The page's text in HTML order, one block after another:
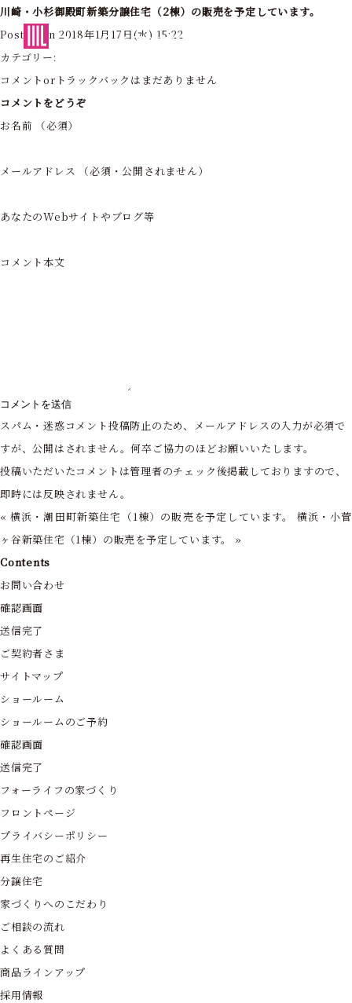
フォーライフ株式会社
川崎・小杉御殿町新築分譲住宅（2棟）の販売を予定しています。
Posted on 2018年1月17日(水) 15:22
カテゴリー:
コメントorトラックバックはまだありません
コメントをどうぞ
お名前 （必須）
メールアドレス （必須・公開されません）
あなたのWebサイトやブログ等
コメント本文
スパム・迷惑コメント投稿防止のため、メールアドレスの入力が必須で
すが、公開はされません。何卒ご協力のほどお願いいたします。
投稿いただいたコメントは管理者のチェック後掲載しておりますので、
即時には反映されません。
« 横浜・潮田町新築住宅（1棟）の販売を予定しています。
横浜・小菅
ヶ谷新築住宅（1棟）の販売を予定しています。
»
Contents
お問い合わせ
確認画面
送信完了
ご契約者さま
サイトマップ
ショールーム
ショールームのご予約
確認画面
送信完了
フォーライフの家づくり
フロントページ
プライバシーポリシー
再生住宅のご紹介
分譲住宅
家づくりへのこだわり
ご相談の流れ
よくある質問
商品ラインアップ
採用情報